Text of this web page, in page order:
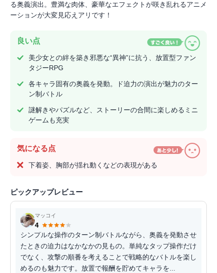
る奥義演出。豊満な肉体、豪華なエフェクトが咲き乱れるアニメ
ーションが大変見応えアリです！
良い点
美少女との絆を築き邪悪な“異神”に抗う、放置型ファン
タジーRPG
各キャラ固有の奥義を発動。ド迫力の演出が魅力のター
ン制バトル
謎解きやパズルなど、ストーリーの合間に楽しめるミニ
ゲームも充実
気になる点
下着姿、胸部が揺れ動くなどの表現がある
ピックアップレビュー
マッコイ
4
シンプルな操作のターン制バトルながら、奥義を発動させ
たときの迫力はなかなかの見もの。単純なタップ操作だけ
でなく、攻撃の順番を考えることで戦略的なバトルを楽し
めるのも魅力です。放置で報酬を貯めてキャラを...